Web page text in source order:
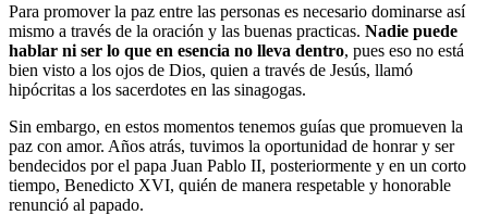
Para promover la paz entre las personas es necesario dominarse así
mismo a través de la oración y las buenas practicas. Nadie puede
hablar ni ser lo que en esencia no lleva dentro, pues eso no está
bien visto a los ojos de Dios, quien a través de Jesús, llamó
hipócritas a los sacerdotes en las sinagogas.
Sin embargo, en estos momentos tenemos guías que promueven la
paz con amor. Años atrás, tuvimos la oportunidad de honrar y ser
bendecidos por el papa Juan Pablo II, posteriormente y en un corto
tiempo, Benedicto XVI, quién de manera respetable y honorable
renunció al papado.